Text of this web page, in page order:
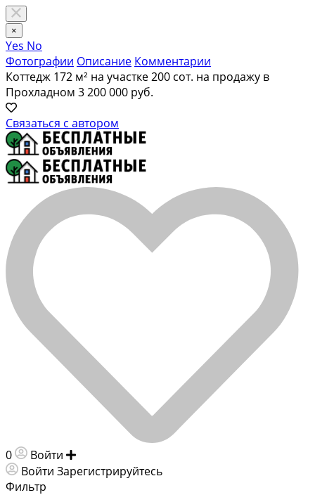
×
Yes No
Фотографии Описание Комментарии
Коттедж 172 м² на участке 200 сот. на продажу в
Прохладном 3 200 000 руб.
Связаться с автором
0 Войти
Войти Зарегистрируйтесь
Фильтр